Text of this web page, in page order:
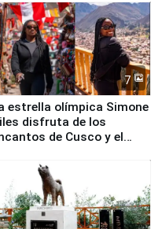
7
estrella olímpica Simone
disfruta de los
de Cusco y el